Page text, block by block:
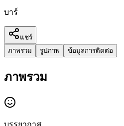
บาร์
แชร์
ภาพรวม
รูปภาพ ข้อมูลการติดต่อ
ภาพรวม
บรรยากาศ